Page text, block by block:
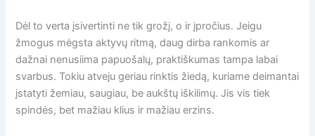
Dėl to verta įsivertinti ne tik grožį, o ir įpročius. Jeigu
žmogus mėgsta aktyvų ritmą, daug dirba rankomis ar
dažnai nenusiima papuošalų, praktiškumas tampa labai
svarbus. Tokiu atveju geriau rinktis žiedą, kuriame deimantai
įstatyti žemiau, saugiau, be aukštų iškilimų. Jis vis tiek
spindės, bet mažiau klius ir mažiau erzins.